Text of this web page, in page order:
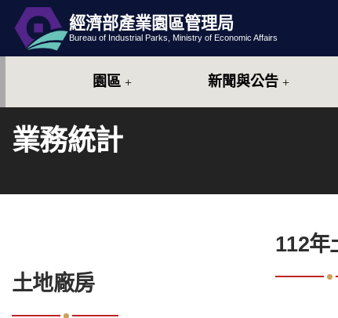
跳到主要內容
網站導覽
經濟部產業園區管理局
Bureau of Industrial Parks, Ministry of Economic Affairs
園區 新聞與公告
業務統計
土地廠房
112年